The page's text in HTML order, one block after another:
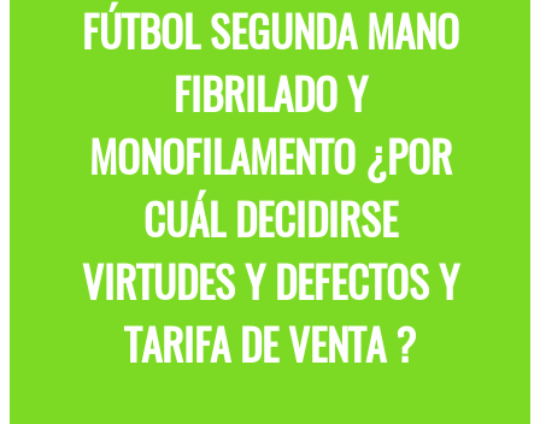
FÚTBOL SEGUNDA MANO
FIBRILADO Y
MONOFILAMENTO ¿POR
CUÁL DECIDIRSE
VIRTUDES Y DEFECTOS Y
TARIFA DE VENTA ?